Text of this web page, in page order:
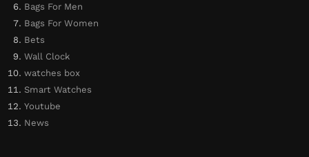
Bags For Men
Bags For Women
Bets
Wall Clock
watches box
Smart Watches
Youtube
News